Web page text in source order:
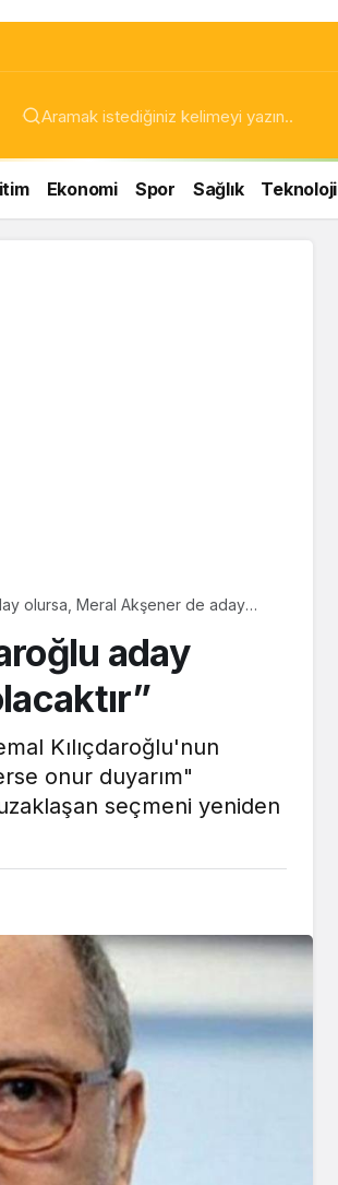
ıslak kurabiye tarifi…
Ekonomi Spor Sağlık Teknoloji
olursa, Meral Akşener de aday
aday
Kılıçdaroğlu'nun
onur duyarım"
seçmeni yeniden
Çayın yanına çok
yakışacak bir mucize:
Brownie tadında ıslak
kurabiye tarifi…